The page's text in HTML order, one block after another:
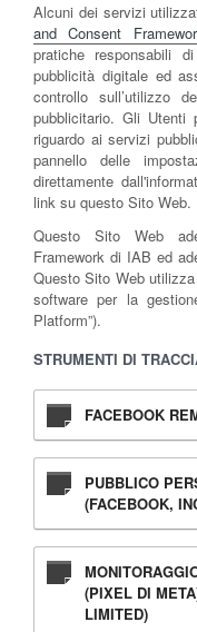
Alcuni dei servizi
and Consent
pratiche responsabili
pubblicità digitale ed
controllo sull’utilizzo
pubblicitario. Gli Utenti
riguardo ai servizi
pannello delle
direttamente
link su questo Sito Web.
Questo Sito Web
Framework di IAB ed
Questo Sito Web
software per la
Platform”).
STRUMENTI DI
FACEBOOK
PUBBLICO
(FACEBOOK,
(PIXEL DI
LIMITED)